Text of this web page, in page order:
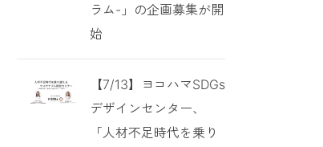
ラム-」の企画募集が開
始
【7/13】ヨコハマSDGs
デザインセンター、
「人材不足時代を乗り